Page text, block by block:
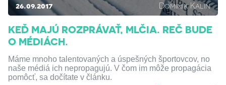
26.09.2017 Dominik Kalin
KEĎ MAJÚ ROZPRÁVAŤ, MLČIA. REČ BUDE
O MÉDIÁCH.
Máme mnoho talentovaných a úspešných športovcov, no
naše médiá ich nepropagujú. V čom im môže propagácia
pomôcť, sa dočítate v článku.